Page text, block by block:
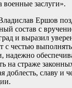
заслуги».
Ершов
состав с
и выразил
с честью
надежно
на страже
славу и